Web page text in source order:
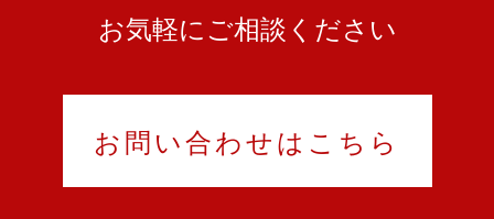
お気軽にご相談ください
お問い合わせはこちら